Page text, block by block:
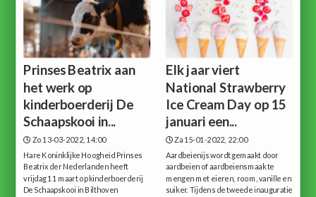
Prinses Beatrix aan
het werk op
kinderboerderij De
Schaapskooi in...
Zo 13-03-2022, 14:00
Hare Koninklijke Hoogheid Prinses
Beatrix der Nederlanden heeft
vrijdag 11 maart op kinderboerderij
De Schaapskooi in Bilthoven
Elk jaar viert
National Strawberry
Ice Cream Day op 15
januari een...
Za 15-01-2022, 22:00
Aardbeienijs wordt gemaakt door
aardbeien of aardbeiensmaak te
mengen met eieren, room, vanille en
suiker. Tijdens de tweede inauguratie